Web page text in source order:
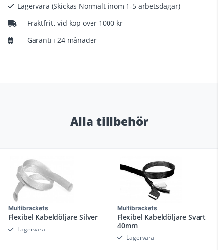
Lagervara (Skickas Normalt inom 1-5 arbetsdagar)
Fraktfritt vid köp över 1000 kr
Garanti i 24 månader
Alla tillbehör
Multibrackets
Flexibel Kabeldöljare Silver
Lagervara
Multibrackets
Flexibel Kabeldöljare Svart
40mm
Lagervara